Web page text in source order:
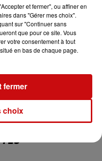
ce lundi matin,
automobilistes à rester
et fermer", ou affiner en
dans "Gérer mes choix".
sur "Continuer sans
que pour ce site. Vous
votre consentement à tout
en bas de chaque page.
choix
fermer